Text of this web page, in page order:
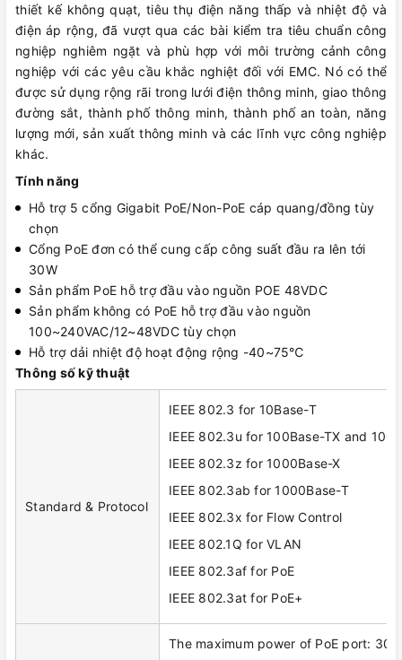
thiết kế không quạt, tiêu thụ điện năng thấp và nhiệt độ và
điện áp rộng, đã vượt qua các bài kiểm tra tiêu chuẩn công
nghiệp nghiêm ngặt và phù hợp với môi trường cảnh công
nghiệp với các yêu cầu khắc nghiệt đối với EMC. Nó có thể
được sử dụng rộng rãi trong lưới điện thông minh, giao thông
đường sắt, thành phố thông minh, thành phố an toàn, năng
lượng mới, sản xuất thông minh và các lĩnh vực công nghiệp
khác.
Tính năng
Hỗ trợ 5 cổng Gigabit PoE/Non-PoE cáp quang/đồng tùy
chọn
Cổng PoE đơn có thể cung cấp công suất đầu ra lên tới
30W
Sản phẩm PoE hỗ trợ đầu vào nguồn POE 48VDC
Sản phẩm không có PoE hỗ trợ đầu vào nguồn
100~240VAC/12~48VDC tùy chọn
Hỗ trợ dải nhiệt độ hoạt động rộng -40~75℃
Thông số kỹ thuật
Standard & Protocol
IEEE 802.3 for 10Base-T
IEEE 802.3u for 100Base-TX and
IEEE 802.3z for 1000Base-X
IEEE 802.3ab for 1000Base-T
IEEE 802.3x for Flow Control
IEEE 802.1Q for VLAN
IEEE 802.3af for PoE
IEEE 802.3at for PoE+
The maximum power of PoE port: